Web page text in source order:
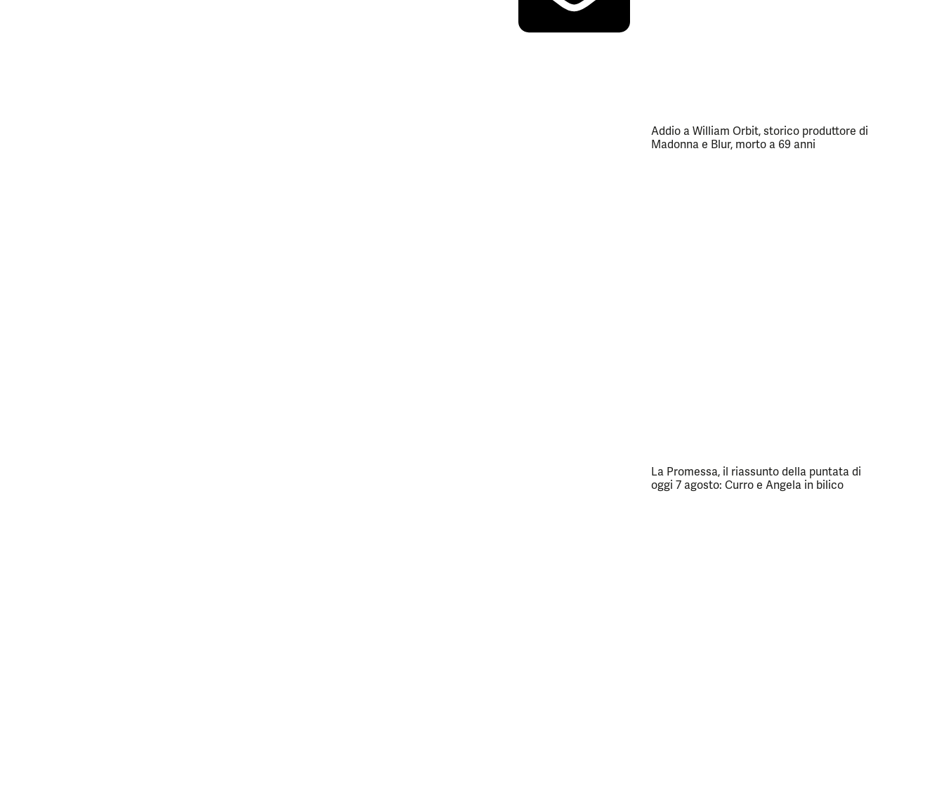
Addio a William Orbit, storico produttore di
Madonna e Blur, morto a 69 anni
La Promessa, il riassunto della puntata di
oggi 7 agosto: Curro e Angela in bilico